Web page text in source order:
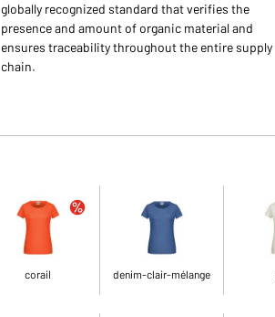
globally recognized standard that verifies the
presence and amount of organic material and
ensures traceability throughout the entire supply
chain.
corail denim-clair-mélange